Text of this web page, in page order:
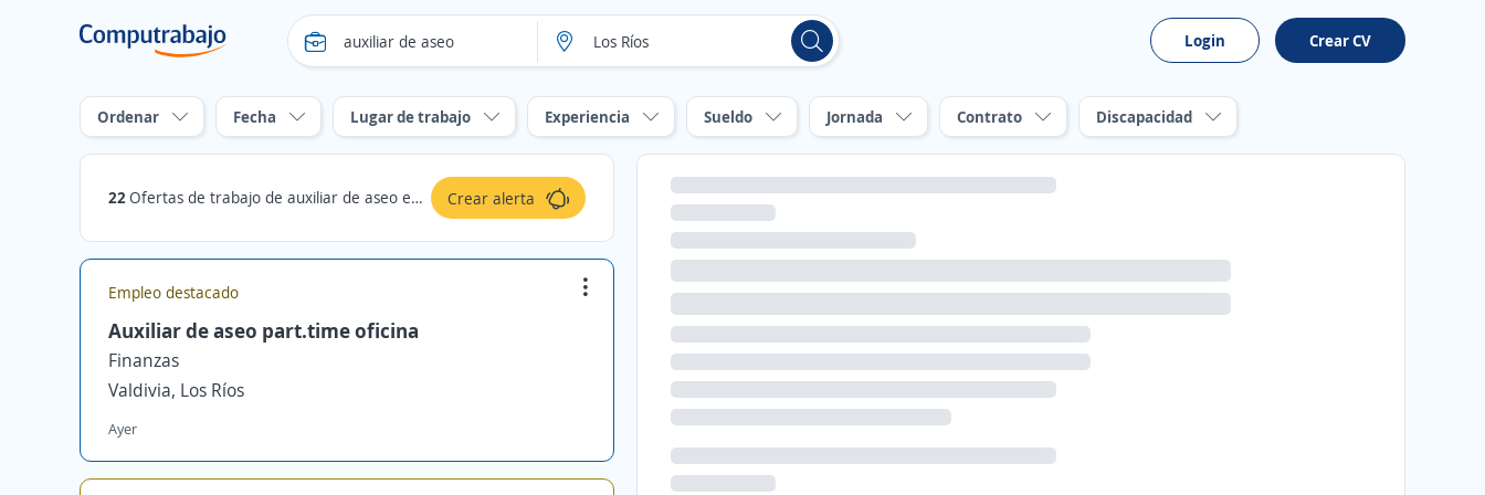
Login Crear CV
Ordenar Fecha Lugar de trabajo Experiencia Sueldo Jornada Contrato Discapacidad
22Ofertas de trabajo de auxiliar de aseo en Los Ríos Crear alerta
Empleo destacado
Auxiliar de aseo part.time oficina
Finanzas
Valdivia, Los Ríos
Ayer